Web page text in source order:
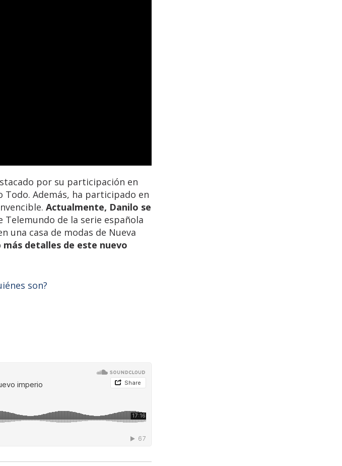
por su participación en
Todo. Además, ha participado en
Actualmente, Danilo se
Telemundo de la serie española
una casa de modas de Nueva
más detalles de este nuevo
son?